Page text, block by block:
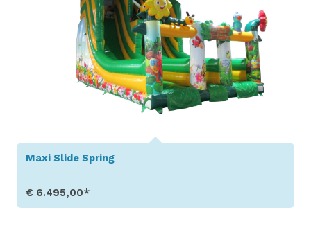
Maxi Slide Spring
€ 6.495,00*